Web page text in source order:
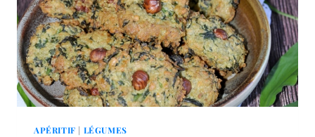
APÉRITIF | LÉGUMES